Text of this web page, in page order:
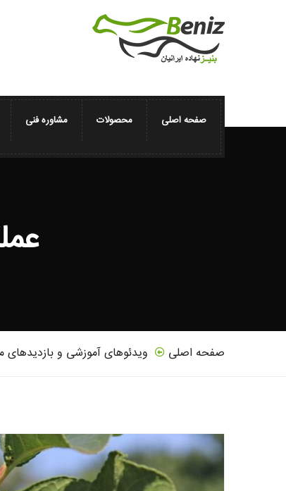
صفحه اصلی محصولات مشاوره فنی
صفحه اصلی ویدئوهای آموزشی و بازدیدهای